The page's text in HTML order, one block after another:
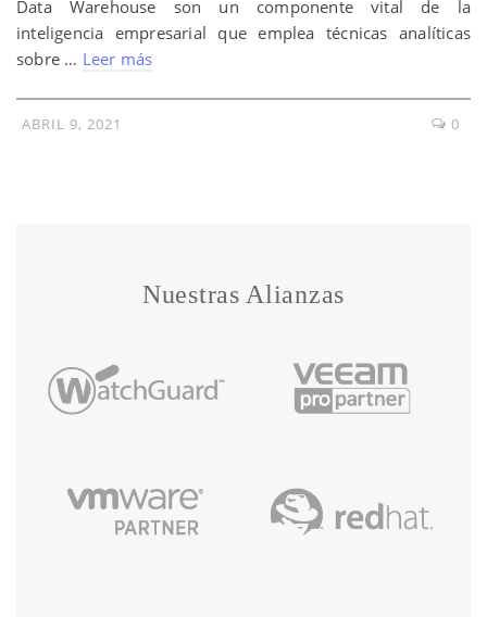
Data Warehouse son un componente vital de la
inteligencia empresarial que emplea técnicas analíticas
sobre … Leer más
ABRIL 9, 2021 0
Nuestras Alianzas